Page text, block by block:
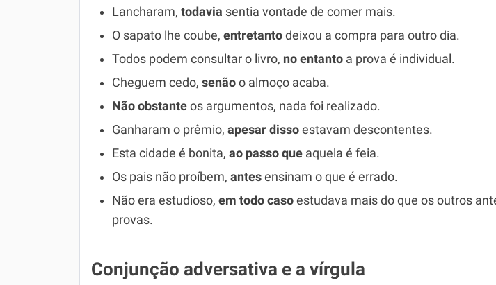
Lancharam, todavia sentia vontade de comer mais.
O sapato lhe coube, entretanto deixou a compra para outro dia.
Todos podem consultar o livro, no entanto a prova é individual.
Cheguem cedo, senão o almoço acaba.
Não obstante os argumentos, nada foi realizado.
Ganharam o prêmio, apesar disso estavam descontentes.
Esta cidade é bonita, ao passo que aquela é feia.
Os pais não proíbem, antes ensinam o que é errado.
Não era estudioso, em todo caso estudava mais do que os outros
provas.
Conjunção adversativa e a vírgula